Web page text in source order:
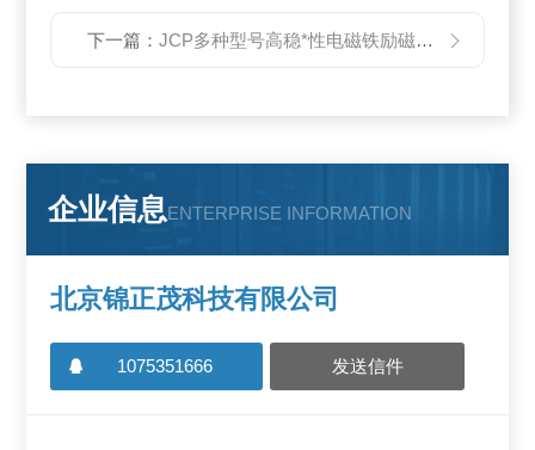
下一篇：JCP多种型号高稳*性电磁铁励磁恒流电源
企业信息ENTERPRISE INFORMATION
北京锦正茂科技有限公司
1075351666 发送信件